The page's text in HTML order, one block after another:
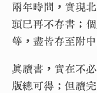
兩年時間，實現
頭已再不存書；
等，盡皆存至附
真讀書，實在不
版總可得；但讀